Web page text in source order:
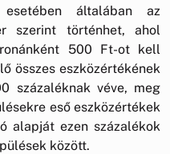
általában az
szerint történhet, ahol
500 Ft-ot kell
összes eszközértékének
százaléknak véve, meg
eső eszközértékek
alapját ezen százalékok
között.